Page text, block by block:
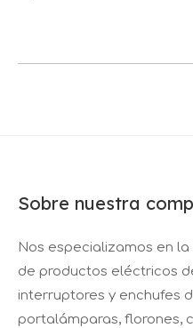
Sobre nuestra
Nos especializamos en
de productos eléctricos
interruptores y enchufes
portalámparas, florones,